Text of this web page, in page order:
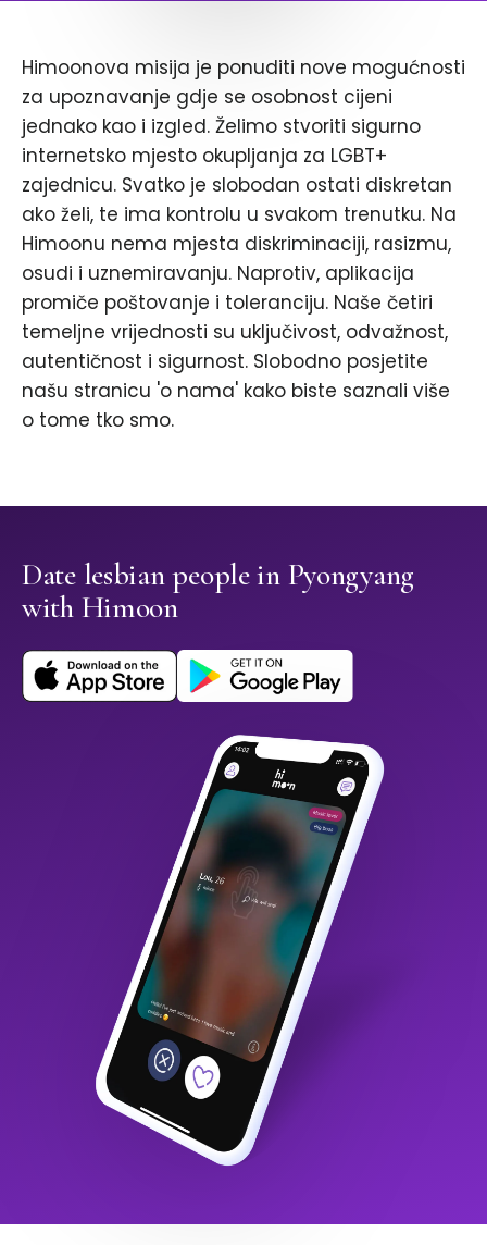
Himoonova misija je ponuditi nove mogućnosti
za upoznavanje gdje se osobnost cijeni
jednako kao i izgled. Želimo stvoriti sigurno
internetsko mjesto okupljanja za LGBT+
zajednicu. Svatko je slobodan ostati diskretan
ako želi, te ima kontrolu u svakom trenutku. Na
Himoonu nema mjesta diskriminaciji, rasizmu,
osudi i uznemiravanju. Naprotiv, aplikacija
promiče poštovanje i toleranciju. Naše četiri
temeljne vrijednosti su uključivost, odvažnost,
autentičnost i sigurnost. Slobodno posjetite
našu stranicu 'o nama' kako biste saznali više
o tome tko smo.
Date lesbian people in Pyongyang
with Himoon